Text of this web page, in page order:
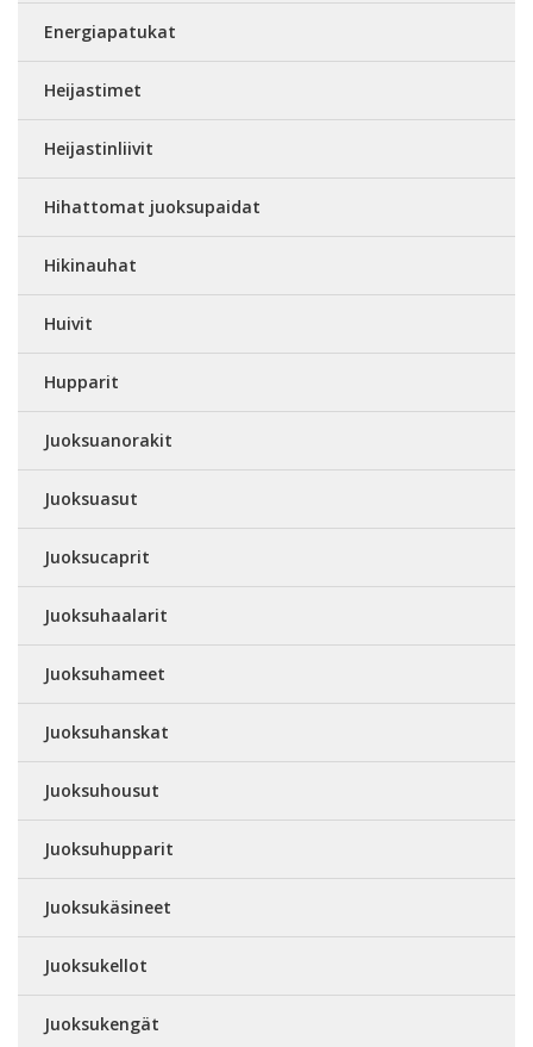
Energiapatukat
Heijastimet
Heijastinliivit
Hihattomat juoksupaidat
Hikinauhat
Huivit
Hupparit
Juoksuanorakit
Juoksuasut
Juoksucaprit
Juoksuhaalarit
Juoksuhameet
Juoksuhanskat
Juoksuhousut
Juoksuhupparit
Juoksukäsineet
Juoksukellot
Juoksukengät